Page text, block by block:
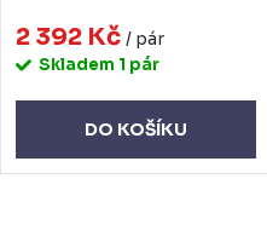
2 392 Kč / pár
Skladem 1 pár
DO KOŠÍKU